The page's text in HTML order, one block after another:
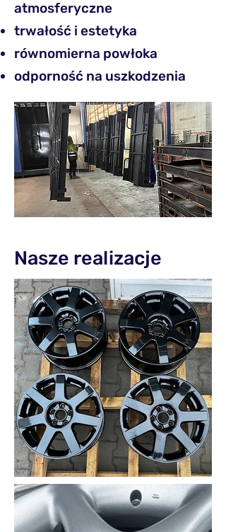
atmosferyczne
trwałość i estetyka
równomierna powłoka
odporność na uszkodzenia
Nasze realizacje